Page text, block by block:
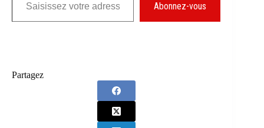
Abonnez-vous
Partagez